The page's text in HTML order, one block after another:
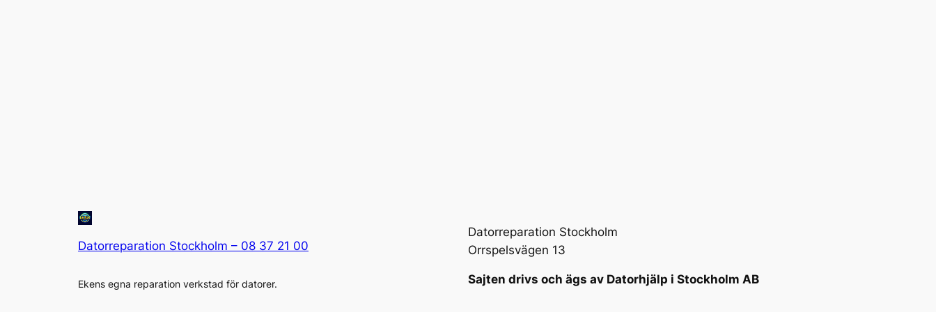
Datorreparation Stockholm – 08 37 21 00
Ekens egna reparation verkstad för datorer.
Datorreparation Stockholm
Orrspelsvägen 13
Sajten drivs och ägs av Datorhjälp i Stockholm AB